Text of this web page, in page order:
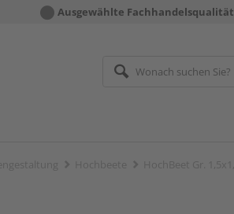
Ausgewählte Fachhandelsqualität